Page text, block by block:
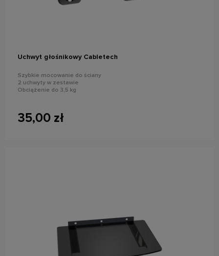
Uchwyt głośnikowy Cabletech
Szybkie mocowanie do ściany
2 uchwyty w zestawie
Obciążenie do 3,5 kg
35,00 zł